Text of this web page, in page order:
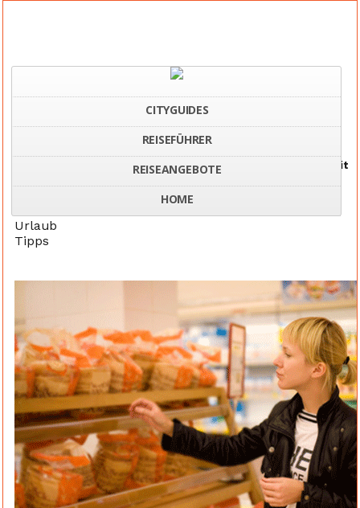
CITYGUIDES
REISEFÜHRER
REISEANGEBOTE
HOME
Glutenfrei essen, reisen und einkaufen weltweit
Urlaub
Tipps